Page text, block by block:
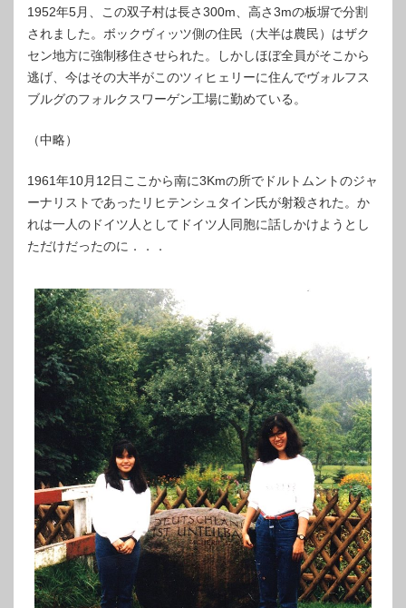
1952年5月、この双子村は長さ300m、高さ3mの板塀で分割
されました。ボックヴィッツ側の住民（大半は農民）はザク
セン地方に強制移住させられた。しかしほぼ全員がそこから
逃げ、今はその大半がこのツィヒェリーに住んでヴォルフス
ブルグのフォルクスワーゲン工場に勤めている。
（中略）
1961年10月12日ここから南に3Kmの所でドルトムントのジャ
ーナリストであったリヒテンシュタイン氏が射殺された。か
れは一人のドイツ人としてドイツ人同胞に話しかけようとし
ただけだったのに．．．